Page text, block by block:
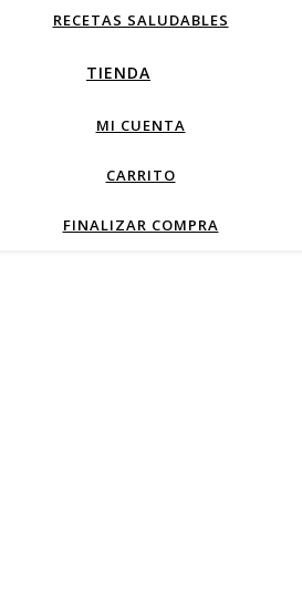
RECETAS SALUDABLES
TIENDA
MI CUENTA
CARRITO
FINALIZAR COMPRA